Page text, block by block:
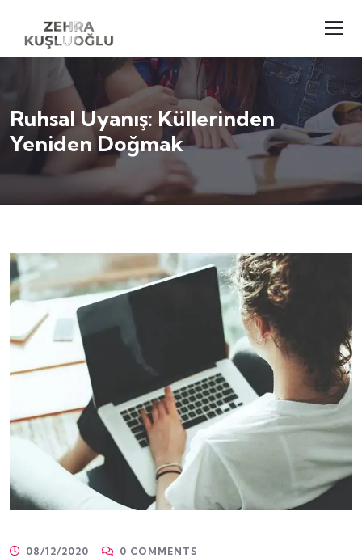
Ruhsal Uyanış: Küllerinden
Yeniden Doğmak
08/12/2020 0 COMMENTS